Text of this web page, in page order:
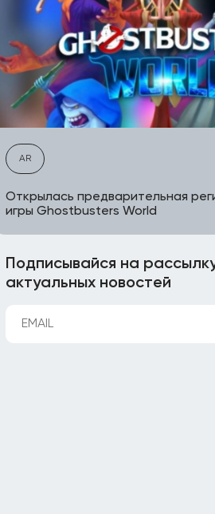
AR
Открылась предварительная
игры Ghostbusters World
Подписывайся на
актуальных новостей